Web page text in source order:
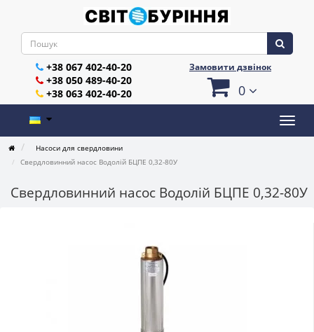
+38 067 402-40-20
+38 050 489-40-20
+38 063 402-40-20
Замовити дзвінок
0
Насоси для свердловини
Свердловинний насос Водолій БЦПЕ 0,32-80У
Свердловинний насос Водолій БЦПЕ 0,32-80У